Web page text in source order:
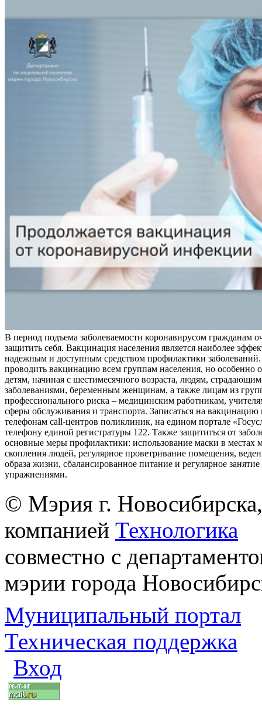
В период подъема заболеваемости коронавирусом гражданам
защитить себя. Вакцинация населения является наиболее
надежным и доступным средством профилактики заболеваний.
проводить вакцинацию всем группам населения, но особенно
детям, начиная с шестимесячного возраста, людям,
заболеваниями, беременным женщинам, а также лицам из
профессионального риска – медицинским работникам,
сферы обслуживания и транспорта. Записаться на
телефонам call-центров поликлиник, на едином портале
телефону единой регистратуры 122. Также защититься от
основные меры профилактики: использование маски в местах
скопления людей, регулярное проветривание помещения,
образа жизни, сбалансированное питание и регулярное
упражнениями.
© Мэрия г.
компанией Технологика
совместно с
мэрии города
Муниципальный портал
Техническая поддержка
Вход